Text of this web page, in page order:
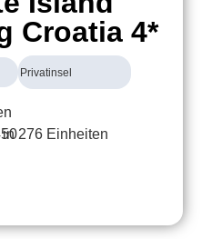
Croatia 4*
Privatinsel
in 276 Einheiten